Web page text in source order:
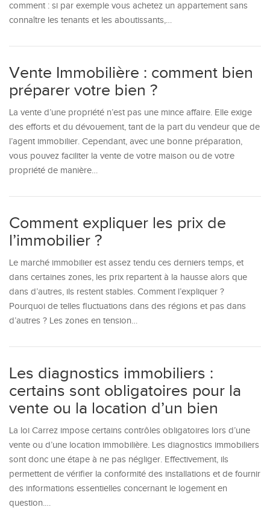
comment : si par exemple vous achetez un appartement sans
connaître les tenants et les aboutissants,…
Vente Immobilière : comment bien
préparer votre bien ?
La vente d’une propriété n’est pas une mince affaire. Elle exige
des efforts et du dévouement, tant de la part du vendeur que de
l’agent immobilier. Cependant, avec une bonne préparation,
vous pouvez faciliter la vente de votre maison ou de votre
propriété de manière…
Comment expliquer les prix de
l’immobilier ?
Le marché immobilier est assez tendu ces derniers temps, et
dans certaines zones, les prix repartent à la hausse alors que
dans d’autres, ils restent stables. Comment l’expliquer ?
Pourquoi de telles fluctuations dans des régions et pas dans
d’autres ? Les zones en tension…
Les diagnostics immobiliers :
certains sont obligatoires pour la
vente ou la location d’un bien
La loi Carrez impose certains contrôles obligatoires lors d’une
vente ou d’une location immobilière. Les diagnostics immobiliers
sont donc une étape à ne pas négliger. Effectivement, ils
permettent de vérifier la conformité des installations et de fournir
des informations essentielles concernant le logement en
question.…